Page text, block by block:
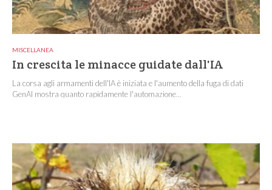
MISCELLANEA
In crescita le minacce guidate dall'IA
La corsa agli armamenti dell'IA è iniziata e l'aumento della fuga di dati
GenAI mostra quanto rapidamente l'automazione...